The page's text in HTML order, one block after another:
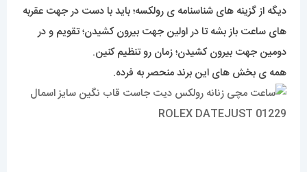
دیگه از گزینه های شناسنامه ی رولکسه؛ باید با دست در جهت عقربه
های ساعت باز بشه تا در اولین جهت بیرون کشیدن؛ تقویم و در
دومین جهت بیرون کشیدن؛ زمان رو تنظیم کنین.
همه ی بخش های این برند منحصر به فرده.